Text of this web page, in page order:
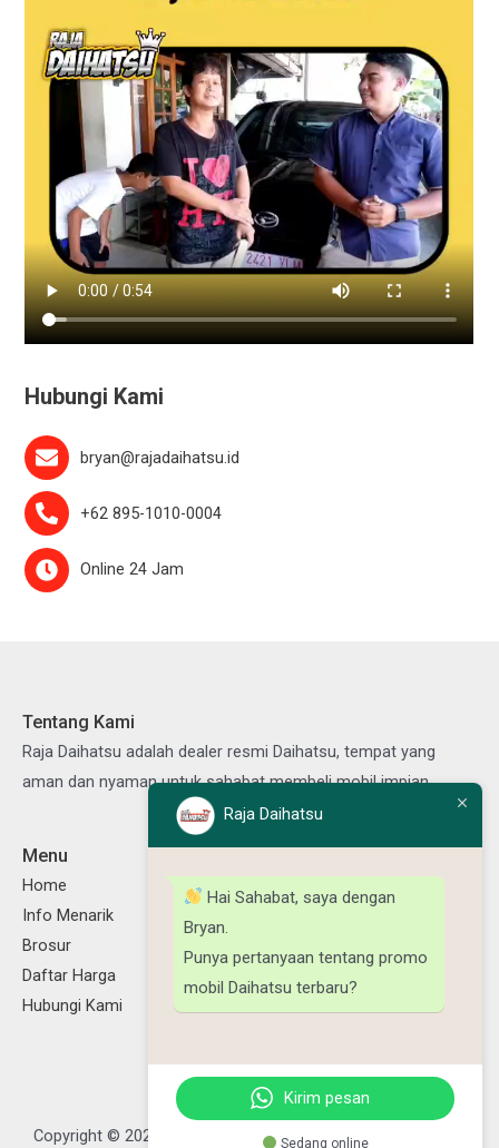
Hubungi Kami
bryan@rajadaihatsu.id
+62 895-1010-0004
Online 24 Jam
Tentang Kami
Raja Daihatsu adalah dealer resmi Daihatsu, tempat yang
aman dan nyaman untuk sahabat membeli mobil impian.
Menu
Home
Info Menarik
Brosur
Daftar Harga
Hubungi Kami
Facebook
Instagram
TikTokYouTube
Copyright © 2026 Raja Daihatsu, Powered by Daya Daihatsu
Raja Daihatsu
Hai Sahabat, saya dengan
Bryan.
Punya pertanyaan tentang promo
mobil Daihatsu terbaru?
Kirim pesan
Sedang online